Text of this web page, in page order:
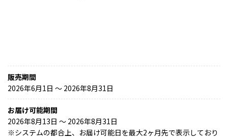
販売期間
2026年6月1日 〜 2026年8月31日
お届け可能期間
2026年8月13日 ～ 2026年8月31日
※システムの都合上、お届け可能日を最大2ヶ月先で表示しており